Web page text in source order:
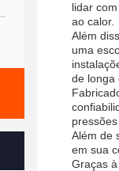
lidar
ao calor.
Além
uma
de longa
Além de
em sua
Graças